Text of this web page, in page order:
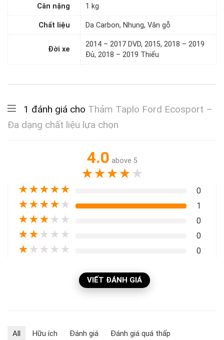
Cân nặng 1 kg
Chất liệu Da Carbon, Nhung, Vân gỗ
Đời xe
2014 – 2017 DVD, 2015, 2018 – 2019
Đủ, 2018 – 2019 Thiếu
1 đánh giá cho Thảm Taplo Ford Ecosport –
Đa dạng chất liệu lựa chọn
4.0 above 5
★★★★★
★★★★★ 0
★★★★ ★ 1
★★★ ★ ★ 0
★★ ★ ★ ★ 0
★ ★ ★ ★ ★ 0
VIẾT ĐÁNH GIÁ
All Hữu ích Đánh giá Đánh giá quá thấp